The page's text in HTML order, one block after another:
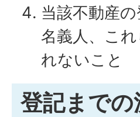
当該不動産
名義人、こ
れないこと
登記までの